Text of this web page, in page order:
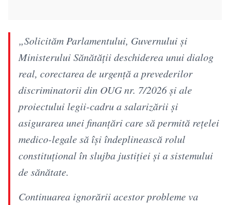
„Solicităm Parlamentului, Guvernului şi
Ministerului Sănătăţii deschiderea unui dialog
real, corectarea de urgenţă a prevederilor
discriminatorii din OUG nr. 7/2026 şi ale
proiectului legii-cadru a salarizării şi
asigurarea unei finanţări care să permită reţelei
medico-legale să îşi îndeplinească rolul
constituţional în slujba justiţiei şi a sistemului
de sănătate.
Continuarea ignorării acestor probleme va